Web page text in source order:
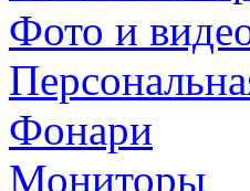
Фото и
Фонари
Мониторы